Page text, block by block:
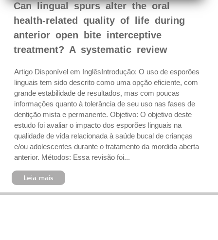
Can lingual spurs alter the oral
health-related quality of life during
anterior open bite interceptive
treatment? A systematic review
Artigo Disponível em InglêsIntrodução: O uso de esporões
linguais tem sido descrito como uma opção eficiente, com
grande estabilidade de resultados, mas com poucas
informações quanto à tolerância de seu uso nas fases de
dentição mista e permanente. Objetivo: O objetivo deste
estudo foi avaliar o impacto dos esporões linguais na
qualidade de vida relacionada à saúde bucal de crianças
e/ou adolescentes durante o tratamento da mordida aberta
anterior. Métodos: Essa revisão foi...
Leia mais